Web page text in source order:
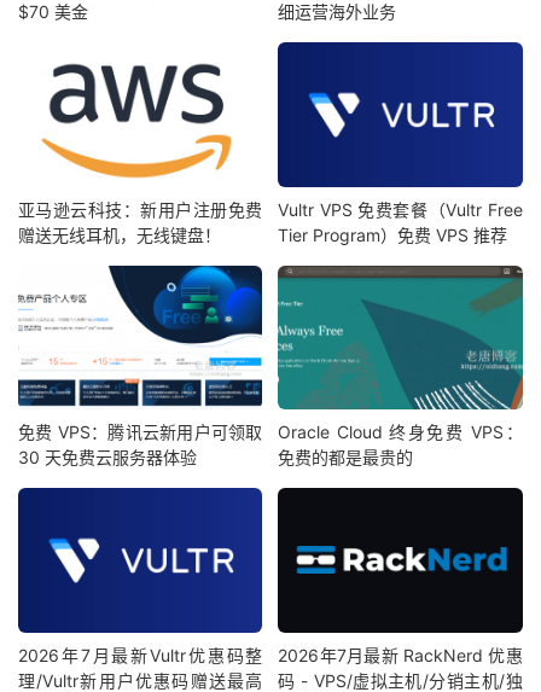
$70 美金
细运营海外业务
亚马逊云科技：新用户注册免费
赠送无线耳机，无线键盘！
Vultr VPS 免费套餐（Vultr Free
Tier Program）免费 VPS 推荐
免费 VPS：腾讯云新用户可领取
30 天免费云服务器体验
Oracle Cloud 终身免费 VPS：
免费的都是最贵的
2026年7月最新Vultr优惠码整
理/Vultr新用户优惠码赠送最高
2026年7月最新 RackNerd 优惠
码 - VPS/虚拟主机/分销主机/独